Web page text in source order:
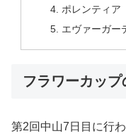
ポレンティア
エヴァーガー
フラワーカップ
第2回中山7日目に行